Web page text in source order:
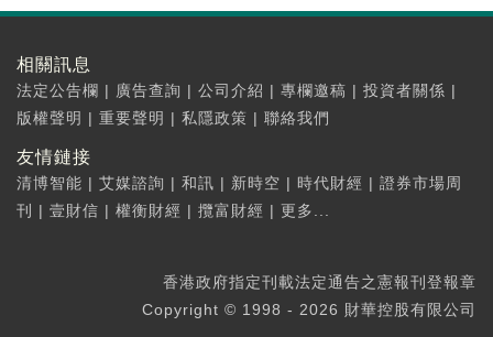
相關訊息
法定公告欄 | 廣告查詢 | 公司介紹 | 專欄邀稿 | 投資者關係 |
版權聲明 | 重要聲明 | 私隱政策 | 聯絡我們
友情鏈接
清博智能 | 艾媒諮詢 | 和訊 | 新時空 | 時代財經 | 證券市場周
刊
| 壹財信 | 權衡財經 | 攬富財經 | 更多...
香港政府指定刊載法定通告之憲報刊登報章
Copyright © 1998 - 2026 財華控股有限公司